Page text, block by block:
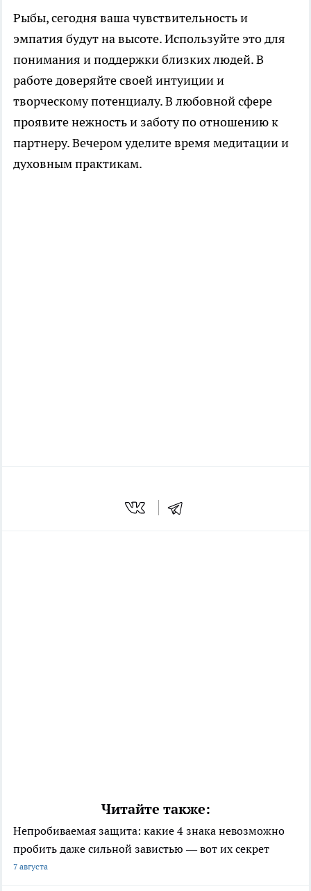
Рыбы, сегодня ваша чувствительность и
эмпатия будут на высоте. Используйте это для
понимания и поддержки близких людей. В
работе доверяйте своей интуиции и
творческому потенциалу. В любовной сфере
проявите нежность и заботу по отношению к
партнеру. Вечером уделите время медитации и
духовным практикам.
Читайте также:
Непробиваемая защита: какие 4 знака невозможно
пробить даже сильной завистью — вот их секрет
7 августа